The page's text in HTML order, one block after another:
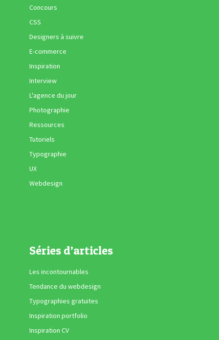
Concours
CSS
Designers à suivre
E-commerce
Inspiration
Interview
L'agence du jour
Photographie
Ressources
Tutoriels
Typographie
UX
Webdesign
Séries d’articles
Les incontournables
Tendance du webdesign
Typographies gratuites
Inspiration portfolio
Inspiration CV